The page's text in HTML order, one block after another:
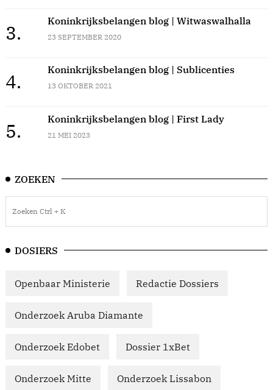
3.
Koninkrijksbelangen blog | Witwaswalhalla
23 SEPTEMBER 2020
4.
Koninkrijksbelangen blog | Sublicenties
13 OKTOBER 2021
5.
Koninkrijksbelangen blog | First Lady
21 MEI 2023
ZOEKEN
DOSIERS
Openbaar Ministerie Redactie Dossiers
Onderzoek Aruba Diamante
Onderzoek Edobet Dossier 1xBet
Onderzoek Mitte Onderzoek Lissabon